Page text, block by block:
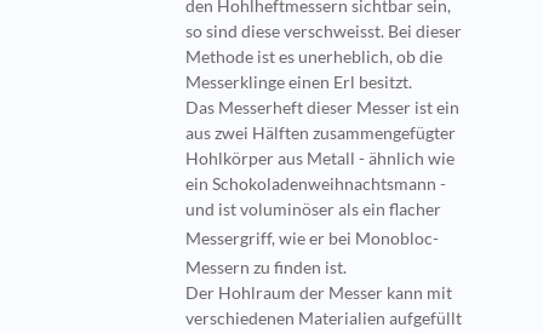
den Hohlheftmessern sichtbar sein,
so sind diese verschweisst. Bei dieser
Methode ist es unerheblich, ob die
Messerklinge einen Erl besitzt.
Das Messerheft dieser Messer ist ein
aus zwei Hälften zusammengefügter
Hohlkörper aus Metall - ähnlich wie
ein Schokoladenweihnachtsmann -
und ist voluminöser als ein flacher
Messergriff, wie er bei Monobloc-
Messern zu finden ist.
Der Hohlraum der Messer kann mit
verschiedenen Materialien aufgefüllt